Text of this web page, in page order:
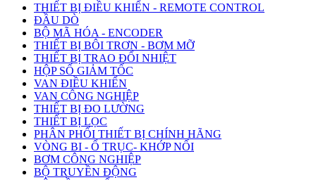
THIẾT BỊ ĐIỀU KHIỂN - REMOTE CONTROL
ĐẦU DÒ
BỘ MÃ HÓA - ENCODER
THIẾT BỊ BÔI TRƠN - BƠM MỠ
THIẾT BỊ TRAO ĐỔI NHIỆT
HỘP SỐ GIẢM TỐC
VAN ĐIỀU KHIỂN
VAN CÔNG NGHIỆP
THIẾT BỊ ĐO LƯỜNG
THIẾT BỊ LỌC
PHÂN PHỐI THIẾT BỊ CHÍNH HÃNG
VÒNG BI - Ổ TRỤC- KHỚP NỐI
BƠM CÔNG NGHIỆP
BỘ TRUYỀN ĐỘNG